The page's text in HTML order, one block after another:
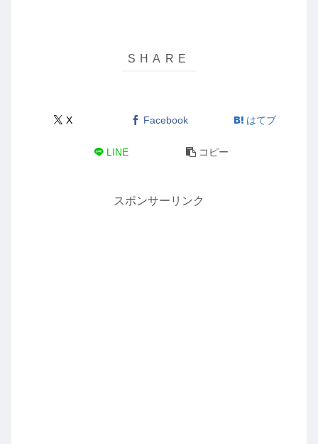
X Facebook はてブ
LINE コピー
スポンサーリンク